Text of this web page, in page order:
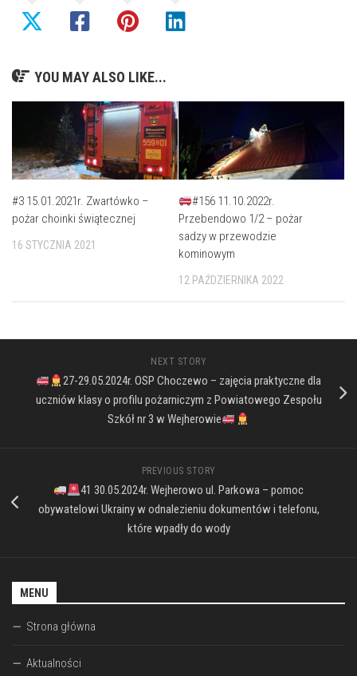
YOU MAY ALSO LIKE...
#3 15.01.2021r. Zwartówko –
pożar choinki świątecznej
16 STYCZNIA 2021
#156 11.10.2022r.
Przebendowo 1/2 – pożar
sadzy w przewodzie
kominowym
12 PAŹDZIERNIKA 2022
NEXT STORY
27-29.05.2024r. OSP Choczewo – zajęcia praktyczne dla
uczniów klasy o profilu pożarniczym z Powiatowego Zespołu
Szkół nr 3 w Wejherowie
PREVIOUS STORY
41 30.05.2024r. Wejherowo ul. Parkowa – pomoc
obywatelowi Ukrainy w odnalezieniu dokumentów i telefonu,
które wpadły do wody
MENU
Strona główna
Aktualności